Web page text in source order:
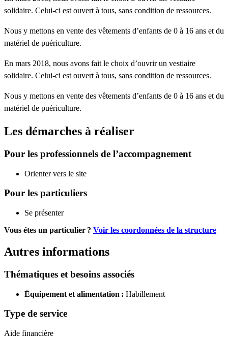
solidaire. Celui-ci est ouvert à tous, sans condition de ressources.
Nous y mettons en vente des vêtements d’enfants de 0 à 16 ans et du
matériel de puériculture.
En mars 2018, nous avons fait le choix d’ouvrir un vestiaire
solidaire. Celui-ci est ouvert à tous, sans condition de ressources.
Nous y mettons en vente des vêtements d’enfants de 0 à 16 ans et du
matériel de puériculture.
Les démarches à réaliser
Pour les professionnels de l’accompagnement
Orienter vers le site
Pour les particuliers
Se présenter
Vous étes un particulier ? Voir les coordonnées de la structure
Autres informations
Thématiques et besoins associés
Équipement et alimentation : Habillement
Type de service
Aide financière